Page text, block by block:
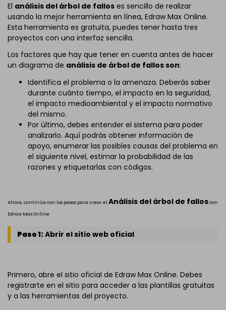
El análisis del árbol de fallos es sencillo de realizar
usando la mejor herramienta en línea, Edraw Max Online.
Esta herramienta es gratuita, puedes tener hasta tres
proyectos con una interfaz sencilla.
Los factores que hay que tener en cuenta antes de hacer
un diagrama de análisis de árbol de fallos son:
Identifica el problema o la amenaza. Deberás saber
durante cuánto tiempo, el impacto en la seguridad,
el impacto medioambiental y el impacto normativo
del mismo.
Por último, debes entender el sistema para poder
analizarlo. Aquí podrás obtener información de
apoyo, enumerar las posibles causas del problema en
el siguiente nivel, estimar la probabilidad de las
razones y etiquetarlas con códigos.
Ahora, continúa con los pasos para crear el Análisis del árbol de falloscon
Edraw Max Online
Paso 1: Abrir el sitio web oficial
Primero, abre el sitio oficial de Edraw Max Online. Debes
registrarte en el sitio para acceder a las plantillas gratuitas
y a las herramientas del proyecto.